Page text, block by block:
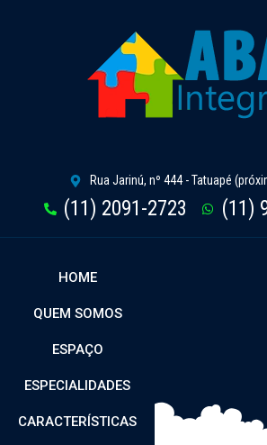
Rua Jarinú, nº 444 - Tatuapé
(11) 2091-2723 (11)
HOME
QUEM SOMOS
ESPAÇO
ESPECIALIDADES
CARACTERÍSTICAS